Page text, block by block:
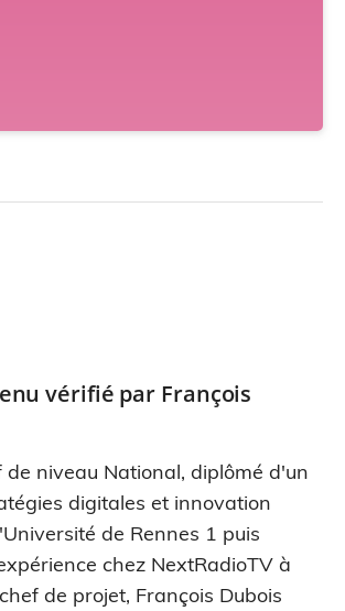
vérifié par François
niveau National, diplômé d'un
digitales et innovation
de Rennes 1 puis
chez NextRadioTV à
de projet, François Dubois